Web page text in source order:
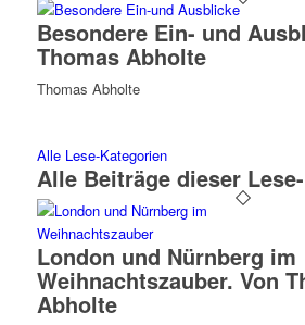
Besondere Ein- und
Thomas Abholte
Thomas Abholte
Alle Lese-Kategorien
Alle Beiträge dieser
London und Nürnberg im
Weihnachtszauber. Von
Abholte